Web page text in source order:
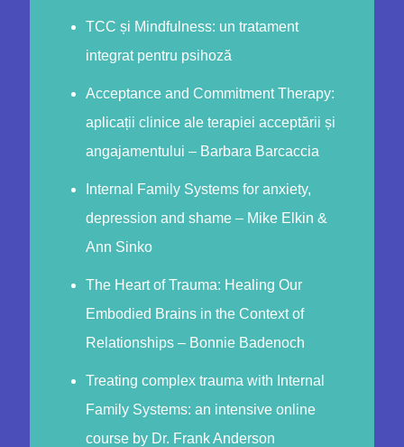
TCC și Mindfulness: un tratament
integrat pentru psihoză
Acceptance and Commitment Therapy:
aplicații clinice ale terapiei acceptării și
angajamentului – Barbara Barcaccia
Internal Family Systems for anxiety,
depression and shame – Mike Elkin &
Ann Sinko
The Heart of Trauma: Healing Our
Embodied Brains in the Context of
Relationships – Bonnie Badenoch
Treating complex trauma with Internal
Family Systems: an intensive online
course by Dr. Frank Anderson